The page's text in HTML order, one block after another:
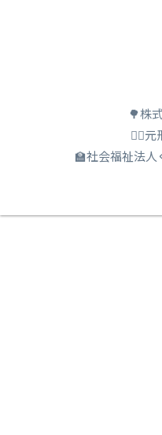
🌳株
🕵️‍♂️元
🏫社会福祉法人